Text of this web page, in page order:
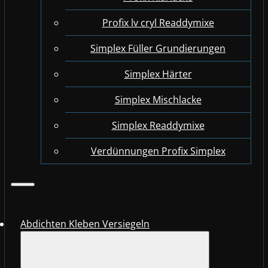
Profix lv cryl Readdymixe
Simplex Füller Grundierungen
Simplex Härter
Simplex Mischlacke
Simplex Readdymixe
Verdünnungen Profix Simplex
Abdichten Kleben Versiegeln